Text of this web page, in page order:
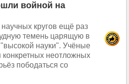
войной на
кругов ещё раз
темень царящую в
науки". Учёные
неотложных
пободаться со